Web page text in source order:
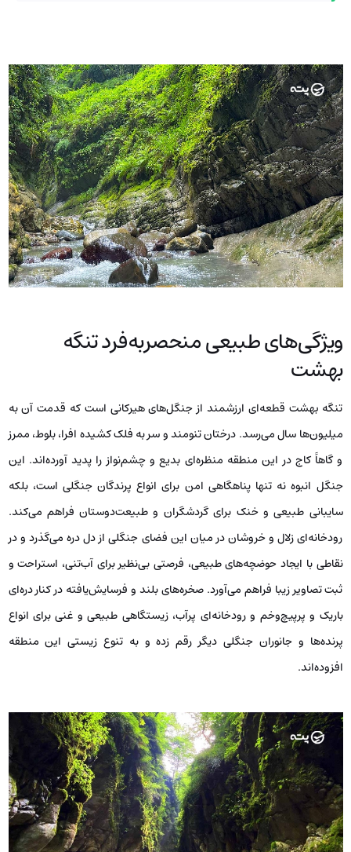
ویژگی‌های طبیعی منحصربه‌فرد تنگه
بهشت
تنگه بهشت قطعه‌ای ارزشمند از جنگل‌های هیرکانی است که قدمت آن به
میلیون‌ها سال می‌رسد. درختان تنومند و سر به فلک کشیده افرا، بلوط، ممرز
و گاهاً کاج در این منطقه منظره‌ای بدیع و چشم‌نواز را پدید آورده‌اند. این
جنگل انبوه نه تنها پناهگاهی امن برای انواع پرندگان جنگلی است، بلکه
سایبانی طبیعی و خنک برای گردشگران و طبیعت‌دوستان فراهم می‌کند.
رودخانه‌ای زلال و خروشان در میان این فضای جنگلی از دل دره می‌گذرد و در
نقاطی با ایجاد حوضچه‌های طبیعی، فرصتی بی‌نظیر برای آب‌تنی، استراحت و
ثبت تصاویر زیبا فراهم می‌آورد. صخره‌های بلند و فرسایش‌یافته در کنار دره‌ای
باریک و پرپیچ‌وخم و رودخانه‌ای پرآب، زیستگاهی طبیعی و غنی برای انواع
پرنده‌ها و جانوران جنگلی دیگر رقم زده و به تنوع زیستی این منطقه
افزوده‌اند.